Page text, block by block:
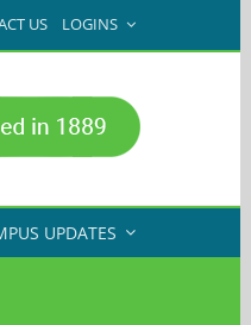
US LOGINS
UPDATES